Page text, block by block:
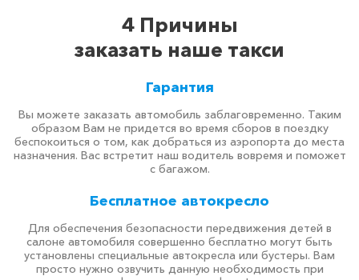
4 Причины
заказать наше такси
Гарантия
Вы можете заказать автомобиль заблаговременно. Таким
образом Вам не придется во время сборов в поездку
беспокоиться о том, как добраться из аэропорта до места
назначения. Вас встретит наш водитель вовремя и поможет
с багажом.
Бесплатное автокресло
Для обеспечения безопасности передвижения детей в
салоне автомобиля совершенно бесплатно могут быть
установлены специальные автокресла или бустеры. Вам
просто нужно озвучить данную необходимость при